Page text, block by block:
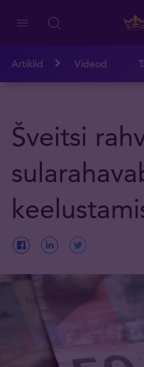
Artiklid Videod
Šveitsi